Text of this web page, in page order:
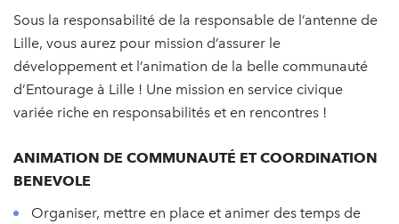
Sous la responsabilité de la responsable de l’antenne de
Lille, vous aurez pour mission d’assurer le
développement et l’animation de la belle communauté
d’Entourage à Lille ! Une mission en service civique
variée riche en responsabilités et en rencontres !
ANIMATION DE COMMUNAUTÉ ET COORDINATION
BENEVOLE
Organiser, mettre en place et animer des temps de